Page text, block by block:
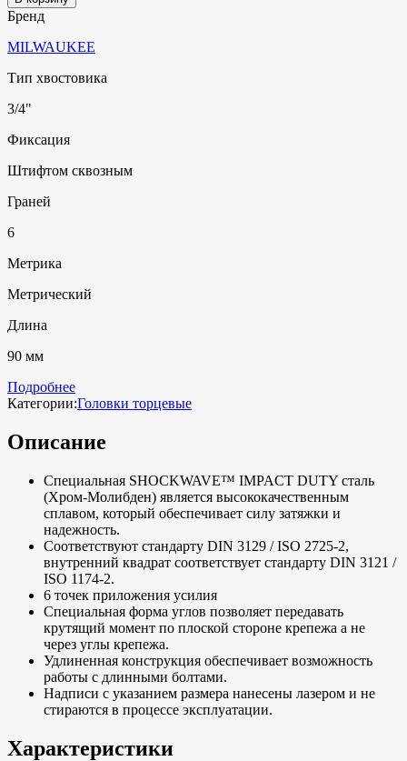
Бренд
MILWAUKEE
Тип хвостовика
3/4"
Фиксация
Штифтом сквозным
Граней
6
Метрика
Метрический
Длина
90 мм
Подробнее
Категории:Головки торцевые
Описание
Специальная SHOCKWAVE™ IMPACT DUTY сталь
(Хром-Молибден) является высококачественным
сплавом, который обеспечивает силу затяжки и
надежность.
Соответствуют стандарту DIN 3129 / ISO 2725-2,
внутренний квадрат соответствует стандарту DIN 3121 /
ISO 1174-2.
6 точек приложения усилия
Специальная форма углов позволяет передавать
крутящий момент по плоской стороне крепежа а не
через углы крепежа.
Удлиненная конструкция обеспечивает возможность
работы с длинными болтами.
Надписи с указанием размера нанесены лазером и не
стираются в процессе эксплуатации.
Характеристики